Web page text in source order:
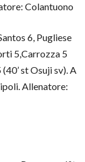
Colantuono
6, Pugliese
5,Carrozza 5
st Osuji sv). A
Allenatore: